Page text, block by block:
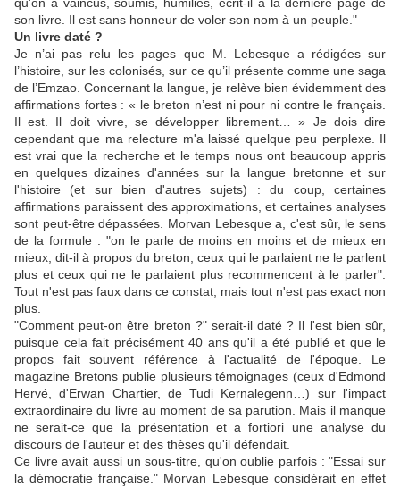
son livre. Il est sans honneur de voler son nom à un peuple."
Un livre daté ?
Je n’ai pas relu les pages que M. Lebesque a rédigées sur
l’histoire, sur les colonisés, sur ce qu’il présente comme une saga
de l’Emzao. Concernant la langue, je relève bien évidemment des
affirmations fortes : « le breton n’est ni pour ni contre le français.
Il est. Il doit vivre, se développer librement… » Je dois dire
cependant que ma relecture m'a laissé quelque peu perplexe. Il
est vrai que la recherche et le temps nous ont beaucoup appris
en quelques dizaines d'années sur la langue bretonne et sur
l'histoire (et sur bien d'autres sujets) : du coup, certaines
affirmations paraissent des approximations, et certaines analyses
sont peut-être dépassées. Morvan Lebesque a, c'est sûr, le sens
de la formule : "on le parle de moins en moins et de mieux en
mieux, dit-il à propos du breton, ceux qui le parlaient ne le parlent
plus et ceux qui ne le parlaient plus recommencent à le parler".
Tout n'est pas faux dans ce constat, mais tout n'est pas exact non
plus.
"Comment peut-on être breton ?" serait-il daté ? Il l'est bien sûr,
puisque cela fait précisément 40 ans qu'il a été publié et que le
propos fait souvent référence à l'actualité de l'époque. Le
magazine Bretons publie plusieurs témoignages (ceux d'Edmond
Hervé, d'Erwan Chartier, de Tudi Kernalegenn…) sur l'impact
extraordinaire du livre au moment de sa parution. Mais il manque
ne serait-ce que la présentation et a fortiori une analyse du
discours de l'auteur et des thèses qu'il défendait.
Ce livre avait aussi un sous-titre, qu'on oublie parfois : "Essai sur
la démocratie française." Morvan Lebesque considérait en effet